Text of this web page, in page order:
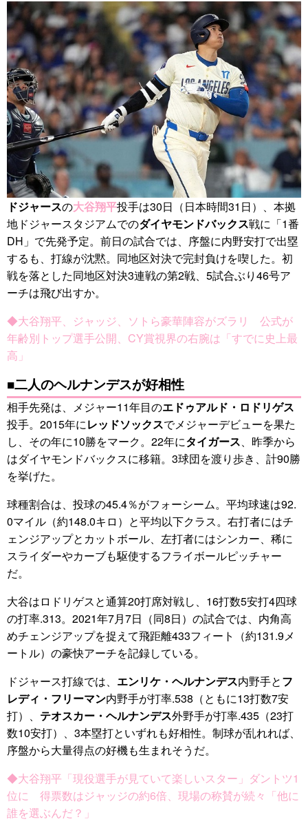
ドジャースの大谷翔平投手は30日（日本時間31日）、本拠
地ドジャースタジアムでのダイヤモンドバックス戦に「1番
DH」で先発予定。前日の試合では、序盤に内野安打で出塁
するも、打線が沈黙。同地区対決で完封負けを喫した。初
戦を落とした同地区対決3連戦の第2戦、5試合ぶり46号ア
ーチは飛び出すか。
◆大谷翔平、ジャッジ、ソトら豪華陣容がズラリ 公式が
年齢別トップ選手公開、CY賞視界の右腕は「すでに史上最
高」
■二人のヘルナンデスが好相性
相手先発は、メジャー11年目のエドゥアルド・ロドリゲス
投手。2015年にレッドソックスでメジャーデビューを果た
し、その年に10勝をマーク。22年にタイガース、昨季から
はダイヤモンドバックスに移籍。3球団を渡り歩き、計90勝
を挙げた。
球種割合は、投球の45.4％がフォーシーム。平均球速は92.
0マイル（約148.0キロ）と平均以下クラス。右打者にはチ
ェンジアップとカットボール、左打者にはシンカー、稀に
スライダーやカーブも駆使するフライボールピッチャー
だ。
大谷はロドリゲスと通算20打席対戦し、16打数5安打4四球
の打率.313。2021年7月7日（同8日）の試合では、内角高
めチェンジアップを捉えて飛距離433フィート（約131.9メ
ートル）の豪快アーチを記録している。
ドジャース打線では、 エンリケ・ヘルナンデス内野手とフ
レディ・フリーマン内野手が打率.538（ともに13打数7安
打）、 テオスカー・ヘルナンデス外野手が打率.435（23打
数10安打）、3本塁打といずれも好相性。制球が乱れれば、
序盤から大量得点の好機も生まれそうだ。
◆大谷翔平「現役選手が見ていて楽しいスター」ダントツ1
位に 得票数はジャッジの約6倍、現場の称賛が続々「他に
誰を選ぶんだ？」